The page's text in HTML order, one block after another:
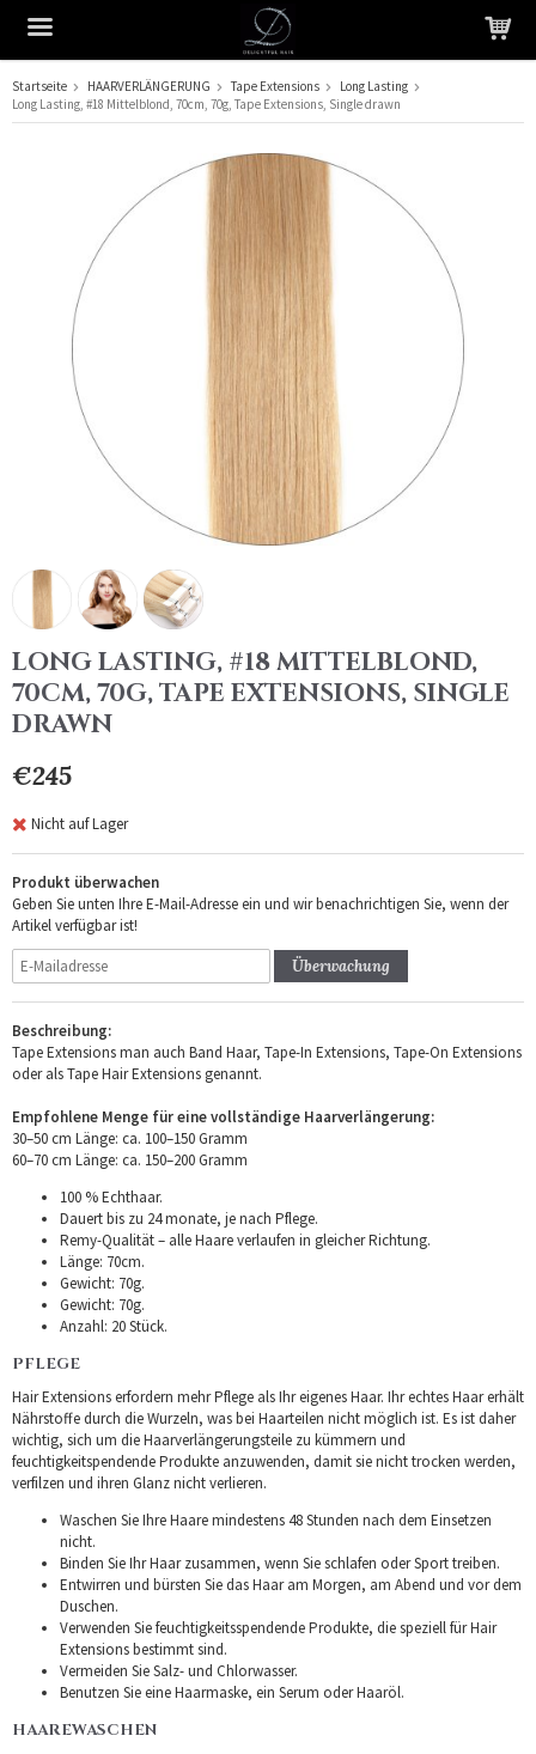
Das Produkt wurde in Ihren Warenkorb gelegt
Startseite HAARVERLÄNGERUNG Tape Extensions
Long Lasting
Long Lasting, #18 Mittelblond, 70cm, 70g, Tape Extensions, Single drawn
LONG LASTING, #18 MITTELBLOND,
70CM, 70G, TAPE EXTENSIONS, SINGLE
DRAWN
€245
Nicht auf Lager
Produkt überwachen
Geben Sie unten Ihre E-Mail-Adresse ein und wir benachrichtigen Sie, wenn der
Artikel verfügbar ist!
Überwachung
Beschreibung:
Tape Extensions man auch Band Haar, Tape-In Extensions, Tape-On Extensions
oder als Tape Hair Extensions genannt.
Empfohlene Menge für eine vollständige Haarverlängerung:
30–50 cm Länge: ca. 100–150 Gramm
60–70 cm Länge: ca. 150–200 Gramm
100 % Echthaar.
Dauert bis zu 24 monate, je nach Pflege.
Remy-Qualität – alle Haare verlaufen in gleicher Richtung.
Länge: 70cm.
Gewicht: 70g.
Gewicht: 70g.
Anzahl: 20 Stück.
PFLEGE
Hair Extensions erfordern mehr Pflege als Ihr eigenes Haar. Ihr echtes Haar erhält
Nährstoffe durch die Wurzeln, was bei Haarteilen nicht möglich ist. Es ist daher
wichtig, sich um die Haarverlängerungsteile zu kümmern und
feuchtigkeitspendende Produkte anzuwenden, damit sie nicht trocken werden,
verfilzen und ihren Glanz nicht verlieren.
Waschen Sie Ihre Haare mindestens 48 Stunden nach dem Einsetzen
nicht.
Binden Sie Ihr Haar zusammen, wenn Sie schlafen oder Sport treiben.
Entwirren und bürsten Sie das Haar am Morgen, am Abend und vor dem
Duschen.
Verwenden Sie feuchtigkeitsspendende Produkte, die speziell für Hair
Extensions bestimmt sind.
Vermeiden Sie Salz- und Chlorwasser.
Benutzen Sie eine Haarmaske, ein Serum oder Haaröl.
HAAREWASCHEN